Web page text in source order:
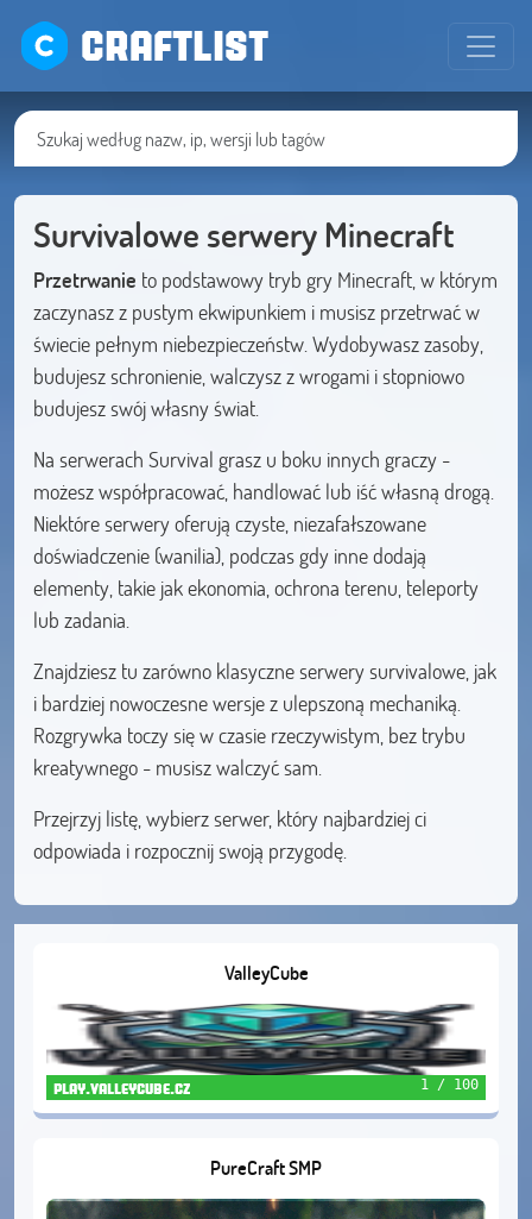
CRAFTLIST
Survivalowe serwery Minecraft
Przetrwanie to podstawowy tryb gry Minecraft, w którym
zaczynasz z pustym ekwipunkiem i musisz przetrwać w
świecie pełnym niebezpieczeństw. Wydobywasz zasoby,
budujesz schronienie, walczysz z wrogami i stopniowo
budujesz swój własny świat.
Na serwerach Survival grasz u boku innych graczy -
możesz współpracować, handlować lub iść własną drogą.
Niektóre serwery oferują czyste, niezafałszowane
doświadczenie (wanilia), podczas gdy inne dodają
elementy, takie jak ekonomia, ochrona terenu, teleporty
lub zadania.
Znajdziesz tu zarówno klasyczne serwery survivalowe, jak
i bardziej nowoczesne wersje z ulepszoną mechaniką.
Rozgrywka toczy się w czasie rzeczywistym, bez trybu
kreatywnego - musisz walczyć sam.
Przejrzyj listę, wybierz serwer, który najbardziej ci
odpowiada i rozpocznij swoją przygodę.
ValleyCube
play.valleycube.cz 1 / 100
PureCraft SMP